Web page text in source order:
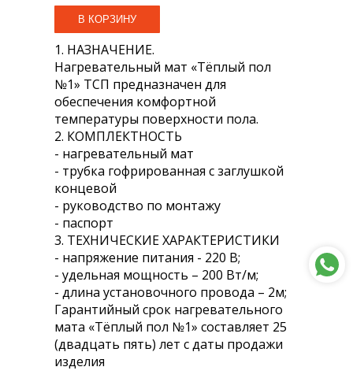
1. НАЗНАЧЕНИЕ.
Нагревательный мат «Тёплый пол
№1» ТСП предназначен для
обеспечения комфортной
температуры поверхности пола.
2. КОМПЛЕКТНОСТЬ
- нагревательный мат
- трубка гофрированная с заглушкой
концевой
- руководство по монтажу
- паспорт
3. ТЕХНИЧЕСКИЕ ХАРАКТЕРИСТИКИ
- напряжение питания - 220 В;
- удельная мощность – 200 Вт/м;
- длина установочного провода – 2м;
Гарантийный срок нагревательного
мата «Тёплый пол №1» составляет 25
(двадцать пять) лет с даты продажи
изделия